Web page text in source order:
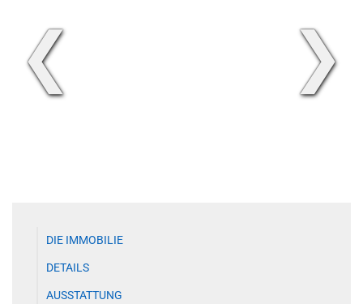
❮ ❯
DIE IMMOBILIE
DETAILS
AUSSTATTUNG